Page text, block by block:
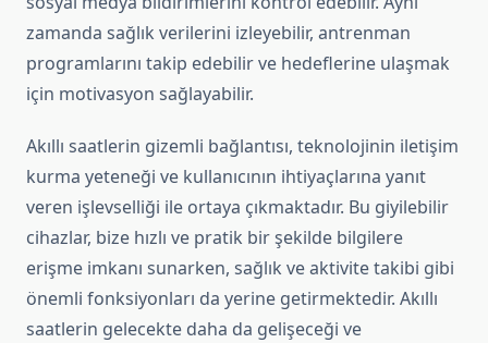
zamanda sağlık verilerini izleyebilir, antrenman
programlarını takip edebilir ve hedeflerine ulaşmak
için motivasyon sağlayabilir.
Akıllı saatlerin gizemli bağlantısı, teknolojinin iletişim
kurma yeteneği ve kullanıcının ihtiyaçlarına yanıt
veren işlevselliği ile ortaya çıkmaktadır. Bu giyilebilir
cihazlar, bize hızlı ve pratik bir şekilde bilgilere
erişme imkanı sunarken, sağlık ve aktivite takibi gibi
önemli fonksiyonları da yerine getirmektedir. Akıllı
saatlerin gelecekte daha da gelişeceği ve